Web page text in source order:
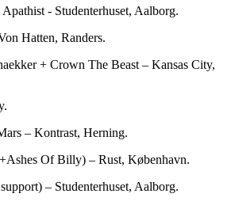
- Studenterhuset, Aalborg.
Hatten, Randers.
+ Crown The Beast – Kansas City,
– Kontrast, Herning.
Of Billy) – Rust, København.
– Studenterhuset, Aalborg.